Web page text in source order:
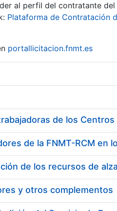
al perfil del contratante del
Plataforma de Contratación
portallicitacion.fnmt.es
y otros complementos